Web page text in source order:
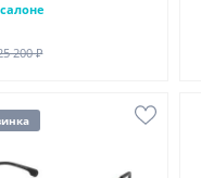
200 ₽